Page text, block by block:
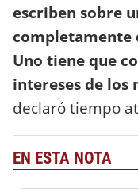
escriben sobre
completamente
Uno tiene que
intereses de los
declaró tiempo
EN ESTA NOTA